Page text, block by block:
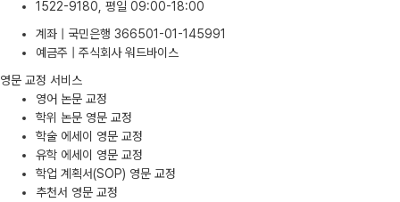
1522-9180, 평일 09:00-18:00
계좌 | 국민은행 366501-01-145991
예금주 | 주식회사 워드바이스
영문 교정 서비스
영어 논문 교정
학위 논문 영문 교정
학술 에세이 영문 교정
유학 에세이 영문 교정
학업 계획서(SOP) 영문 교정
추천서 영문 교정